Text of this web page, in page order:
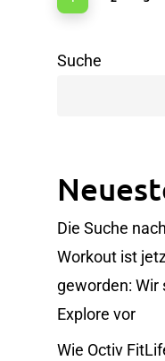
Suche
Die Suche
Workout ist
geworden: Wir
Explore vor
Wie Octiv